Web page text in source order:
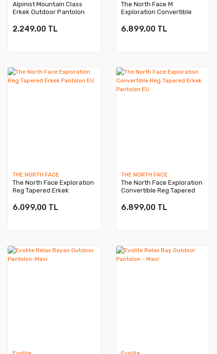
Alpinist Mountain Class
Erkek Outdoor Pantolon
2.249,00 TL
The North Face M
Exploration Convertible
6.899,00 TL
THE NORTH FACE
The North Face Exploration
Reg Tapered Erkek
6.099,00 TL
THE NORTH FACE
The North Face Exploration
Convertible Reg Tapered
6.899,00 TL